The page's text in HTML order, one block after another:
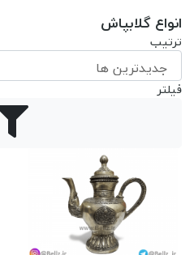
انواع گلابپاش
ترتیب
فیلتر